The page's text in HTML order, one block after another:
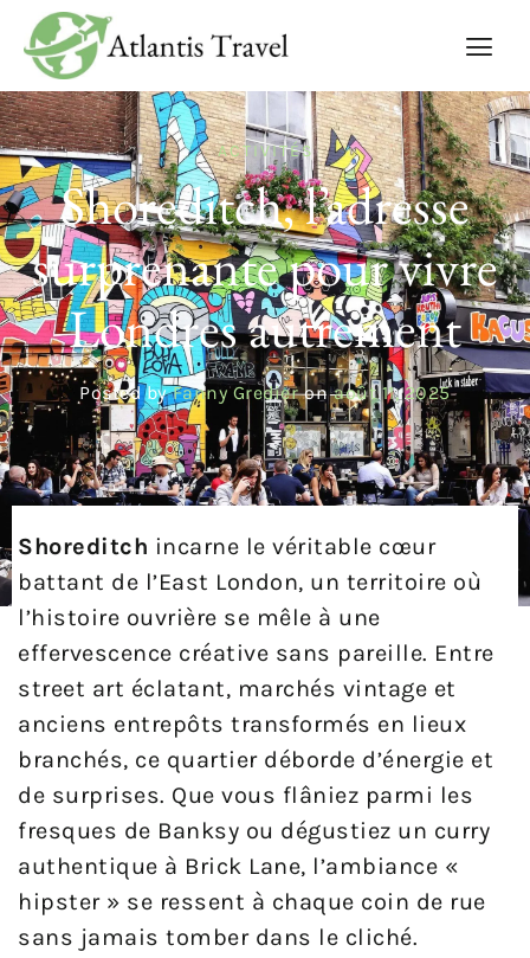
ACTIVITÉS
Shoreditch, l’adresse
surprenante pour vivre
Londres autrement
Posted by Fanny Gredier on août 11, 2025
Shoreditch incarne le véritable cœur
battant de l’East London, un territoire où
l’histoire ouvrière se mêle à une
effervescence créative sans pareille. Entre
street art éclatant, marchés vintage et
anciens entrepôts transformés en lieux
branchés, ce quartier déborde d’énergie et
de surprises. Que vous flâniez parmi les
fresques de Banksy ou dégustiez un curry
authentique à Brick Lane, l’ambiance «
hipster » se ressent à chaque coin de rue
sans jamais tomber dans le cliché.